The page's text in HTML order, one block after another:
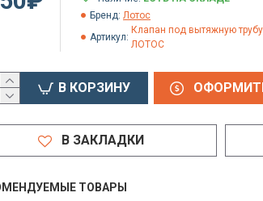
Бренд: Лотос
Артикул:
Клапан под вытяжную
ЛОТОС
В КОРЗИНУ
В ЗАКЛАДКИ
ТОВАРЫ